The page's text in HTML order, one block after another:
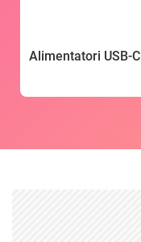
Alimentatori USB-C